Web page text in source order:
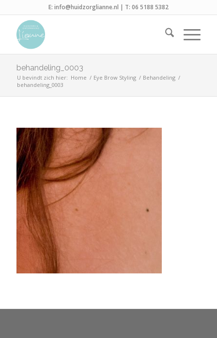
E: info@huidzorglianne.nl | T: 06 5188 5382
behandeling_0003
U bevindt zich hier: Home / Eye Brow Styling / Behandeling /
behandeling_0003